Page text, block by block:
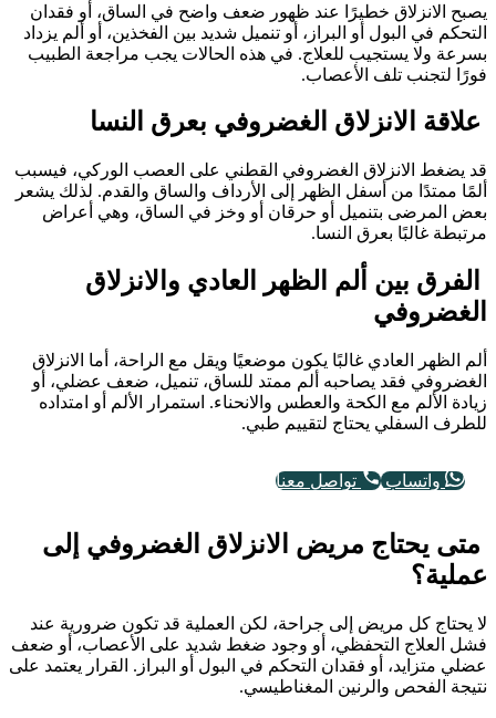
يصبح الانزلاق خطيرًا عند ظهور ضعف واضح في الساق، أو فقدان
التحكم في البول أو البراز، أو تنميل شديد بين الفخذين، أو ألم يزداد
بسرعة ولا يستجيب للعلاج. في هذه الحالات يجب مراجعة الطبيب
فورًا لتجنب تلف الأعصاب.
علاقة الانزلاق الغضروفي بعرق النسا
قد يضغط الانزلاق الغضروفي القطني على العصب الوركي، فيسبب
ألمًا ممتدًا من أسفل الظهر إلى الأرداف والساق والقدم. لذلك يشعر
بعض المرضى بتنميل أو حرقان أو وخز في الساق، وهي أعراض
مرتبطة غالبًا بعرق النسا.
الفرق بين ألم الظهر العادي والانزلاق
الغضروفي
ألم الظهر العادي غالبًا يكون موضعيًا ويقل مع الراحة، أما الانزلاق
الغضروفي فقد يصاحبه ألم ممتد للساق، تنميل، ضعف عضلي، أو
زيادة الألم مع الكحة والعطس والانحناء. استمرار الألم أو امتداده
للطرف السفلي يحتاج لتقييم طبي.
واتساب تواصل معنا
متى يحتاج مريض الانزلاق الغضروفي إلى
عملية؟
لا يحتاج كل مريض إلى جراحة، لكن العملية قد تكون ضرورية عند
فشل العلاج التحفظي، أو وجود ضغط شديد على الأعصاب، أو ضعف
عضلي متزايد، أو فقدان التحكم في البول أو البراز. القرار يعتمد على
نتيجة الفحص والرنين المغناطيسي.